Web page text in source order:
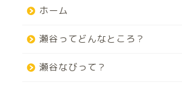
ホーム
瀬谷ってどんなところ？
瀬谷なびって？